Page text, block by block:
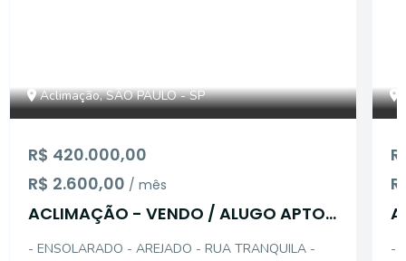
Aclimação, SÃO PAULO - SP
R$ 420.000,00
R$ 2.600,00 / mês
ACLIMAÇÃO - VENDO / ALUGO APTO
- ENSOLARADO - AREJADO - RUA TRANQUILA -
-